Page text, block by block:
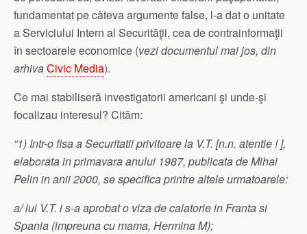
fundamentat pe câteva argumente false, l-a dat o unitate
a Serviciului Intern al Securităţii, cea de contrainformaţii
în sectoarele economice (vezi documentul mai jos, din
arhivaCivic Media).
Ce mai stabiliseră investigatorii americani şi unde-şi
focalizau interesul? Cităm:
“1) Intr-o fisa a Securitatii privitoare la V.T. [n.n. atentie ! ],
elaborata in primavara anului 1987, publicata de Mihai
Pelin in anii 2000, se specifica printre altele urmatoarele:
a/ lui V.T. i s-a aprobat o viza de calatorie in Franta si
Spania (impreuna cu mama, Hermina M);